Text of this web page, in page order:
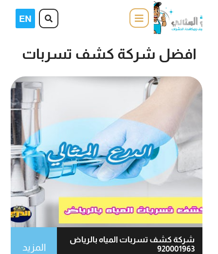
افضل شركة كشف تسربات
شركة كشف تسربات المياه بالرياض
920001963
المزيد